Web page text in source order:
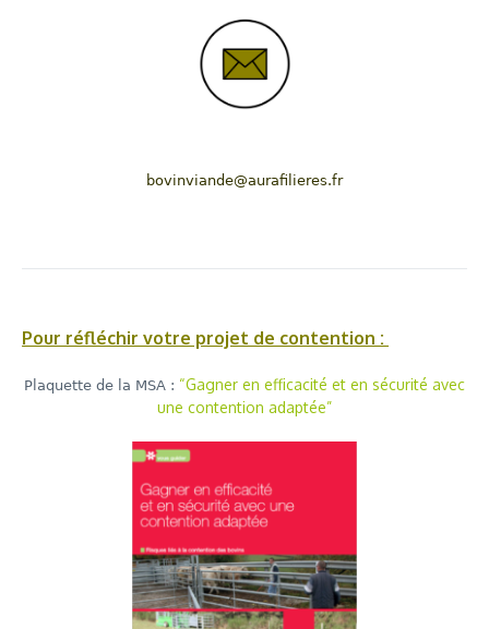
bovinviande@aurafilieres.fr
Pour réfléchir votre projet de contention :
Plaquette de la MSA : “Gagner en efficacité et en sécurité avec
une contention adaptée”